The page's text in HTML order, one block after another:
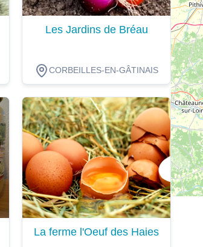
Les Jardins de Bréau
CORBEILLES-EN-GÂTINAIS
Dégustation
La ferme l'Oeuf des Haies